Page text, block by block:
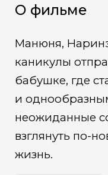
О фильме
Манюня,
каникулы
бабушке, где
и
неожиданные
взглянуть по-
жизнь.